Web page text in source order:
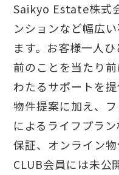
Saikyo Estate株式
ンションなど幅広
ます。お客様一人
前のことを当たり
わたるサポートを提
物件提案に加え、
によるライフプラ
保証、オンライン
CLUB会員には未公